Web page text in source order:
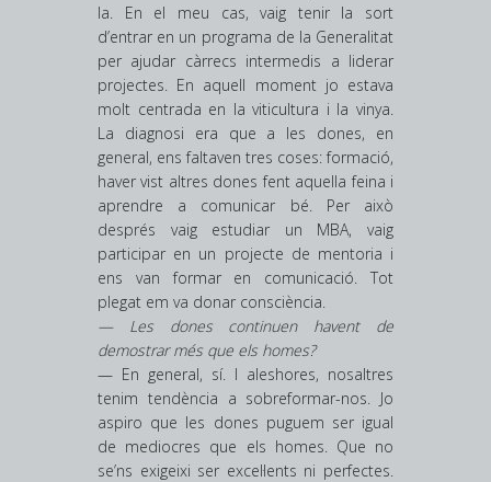
la. En el meu cas, vaig tenir la sort
d’entrar en un programa de la Generalitat
per ajudar càrrecs intermedis a liderar
projectes. En aquell moment jo estava
molt centrada en la viticultura i la vinya.
La diagnosi era que a les dones, en
general, ens faltaven tres coses: formació,
haver vist altres dones fent aquella feina i
aprendre a comunicar bé. Per això
després vaig estudiar un MBA, vaig
participar en un projecte de mentoria i
ens van formar en comunicació. Tot
plegat em va donar consciència.
— Les dones continuen havent de
demostrar més que els homes?
— En general, sí. I aleshores, nosaltres
tenim tendència a sobreformar-nos. Jo
aspiro que les dones puguem ser igual
de mediocres que els homes. Que no
se’ns exigeixi ser excel·lents ni perfectes.